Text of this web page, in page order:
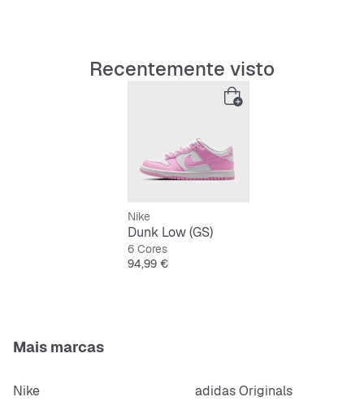
Recentemente visto
Nike
Dunk Low (GS)
6 Cores
Preço
94,99 €
Mais marcas
Nike
adidas Originals